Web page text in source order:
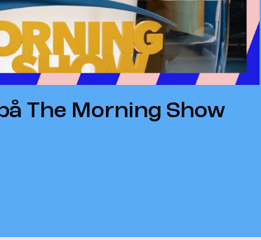
The Morning Show